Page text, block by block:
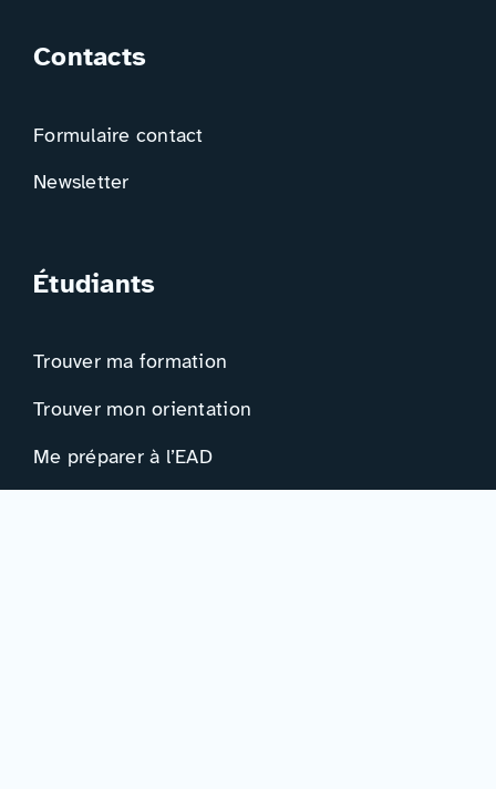
Contacts
Formulaire contact
Newsletter
Étudiants
Trouver ma formation
Trouver mon orientation
Me préparer à l’EAD